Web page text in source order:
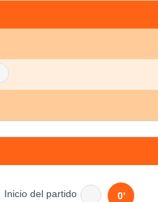
Inicio del partido 0'